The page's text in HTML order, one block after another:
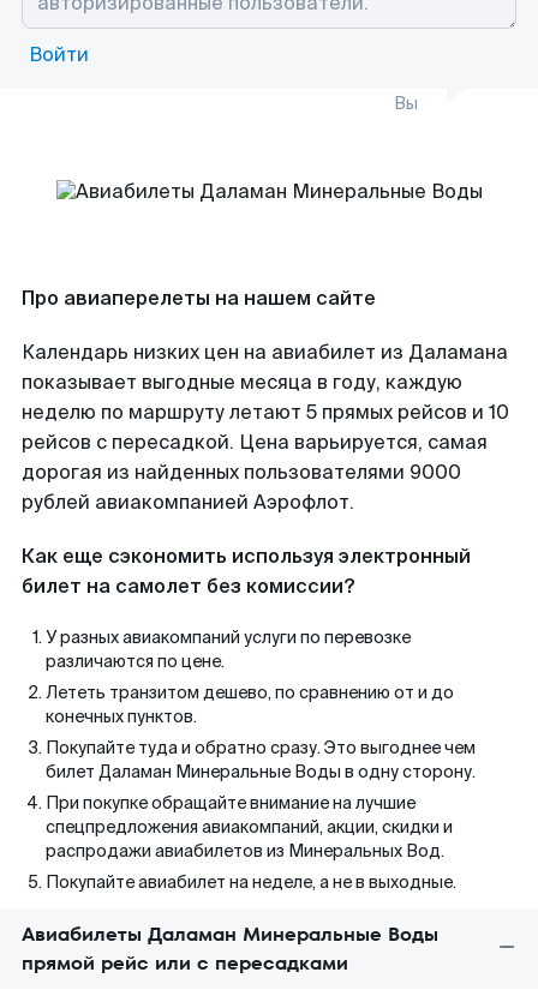
Войти
Вы
Про авиаперелеты на нашем сайте
Календарь низких цен на авиабилет из Даламана
показывает выгодные месяца в году, каждую
неделю по маршруту летают 5 прямых рейсов и 10
рейсов с пересадкой. Цена варьируется, самая
дорогая из найденных пользователями 9000
рублей авиакомпанией Аэрофлот.
Как еще сэкономить используя электронный
билет на самолет без комиссии?
У разных авиакомпаний услуги по перевозке
различаются по цене.
Лететь транзитом дешево, по сравнению от и до
конечных пунктов.
Покупайте туда и обратно сразу. Это выгоднее чем
билет Даламан Минеральные Воды в одну сторону.
При покупке обращайте внимание на лучшие
спецпредложения авиакомпаний, акции, скидки и
распродажи авиабилетов из Минеральных Вод.
Покупайте авиабилет на неделе, а не в выходные.
Авиабилеты Даламан Минеральные Воды
прямой рейс или с пересадками